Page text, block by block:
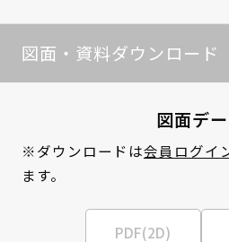
図面・資料ダウンロード
図面デ
※ダウンロードは会員ログイ
ます。
PDF(2D)